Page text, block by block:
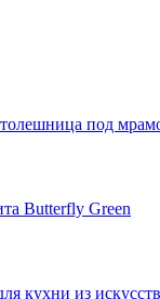
под
Butterfly Green
кухни из